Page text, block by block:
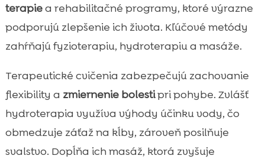
terapiea rehabilitačné programy, ktoré výrazne
podporujú zlepšenie ich života. Kľúčové metódy
zahŕňajú fyzioterapiu, hydroterapiu a masáže.
Terapeutické cvičenia zabezpečujú zachovanie
flexibility a zmiernenie bolestipri pohybe. Zvlášť
hydroterapia využíva výhody účinku vody, čo
obmedzuje záťaž na kĺby, zároveň posilňuje
svalstvo. Dopĺňa ich masáž, ktorá zvyšuje